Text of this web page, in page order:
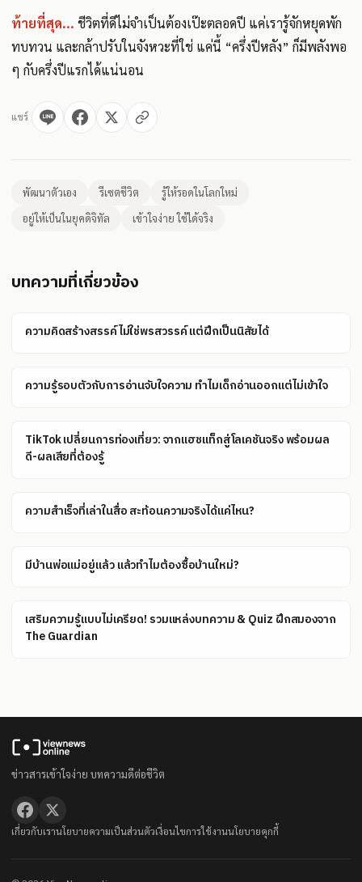
ท้ายที่สุด... ชีวิตที่ดีไม่จำเป็นต้องเป๊ะตลอดปี แค่เรารู้จักหยุดพัก
ทบทวน และกล้าปรับในจังหวะที่ใช่ แค่นี้ “ครึ่งปีหลัง” ก็มีพลังพอ
ๆ กับครึ่งปีแรกได้แน่นอน
แชร์
พัฒนาตัวเอง รีเซตชีวิต
รู้ให้รอดในโลกใหม่
อยู่ให้เป็นในยุคดิจิทัล
เข้าใจง่าย ใช้ได้จริง
บทความที่เกี่ยวข้อง
ความคิดสร้างสรรค์ไม่ใช่พรสวรรค์ แต่ฝึกเป็นนิสัยได้
ความรู้รอบตัวกับการอ่านจับใจความ ทำไมเด็กอ่านออกแต่ไม่เข้าใจ
TikTok เปลี่ยนการท่องเที่ยว: จากแฮชแท็กสู่โลเคชันจริง พร้อมผล
ดี-ผลเสียที่ต้องรู้
ความสำเร็จที่เล่าในสื่อ สะท้อนความจริงได้แค่ไหน?
มีบ้านพ่อแม่อยู่แล้ว แล้วทำไมต้องซื้อบ้านใหม่?
เสริมความรู้แบบไม่เครียด! รวมแหล่งบทความ & Quiz ฝึกสมองจาก
The Guardian
ข่าวสารเข้าใจง่าย บทความดีต่อชีวิต
เกี่ยวกับเรานโยบายความเป็นส่วนตัวเงื่อนไขการใช้งานนโยบายคุกกี้